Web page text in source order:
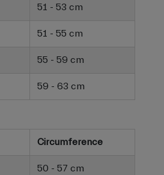
51 - 53 cm
51 - 55 cm
55 - 59 cm
59 - 63 cm
Circumference
50 - 57 cm